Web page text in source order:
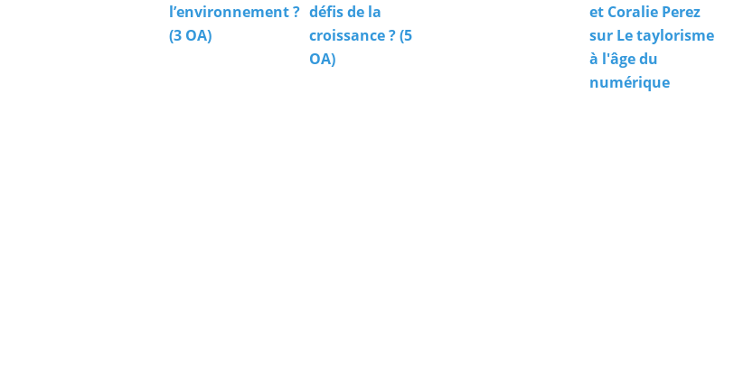
l’environnement ?
(3 OA)
défis de la
croissance ? (5
OA)
et Coralie Perez
sur Le taylorisme
à l'âge du
numérique